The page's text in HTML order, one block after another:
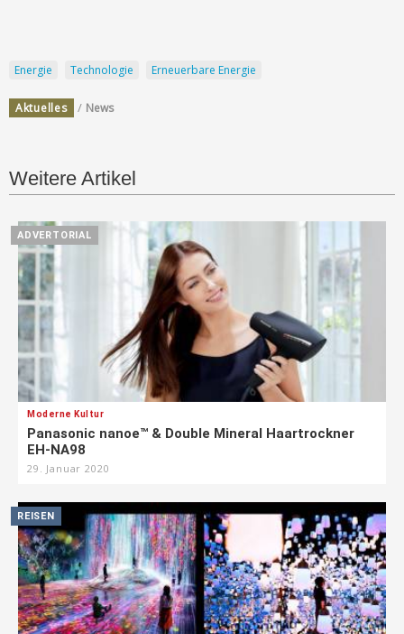
Energie Technologie Erneuerbare Energie
Aktuelles / News
Weitere Artikel
ADVERTORIAL
Moderne Kultur
Panasonic nanoe™ & Double Mineral Haartrockner
EH-NA98
29. Januar 2020
REISEN